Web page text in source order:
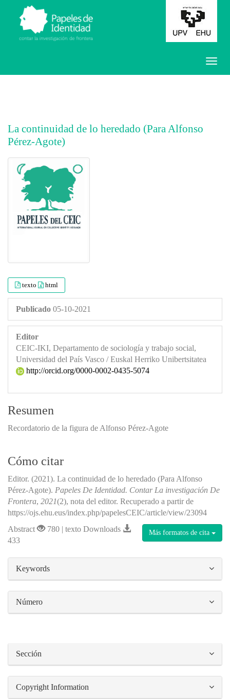
La continuidad de lo heredado (Para Alfonso
Pérez-Agote)
##plugins.themes.bootstrap3.article.main##
texto html
Publicado 05-10-2021
Editor
CEIC-IKI, Departamento de sociología y trabajo social,
Universidad del País Vasco / Euskal Herriko Unibertsitatea
http://orcid.org/0000-0002-0435-5074
Resumen
Recordatorio de la figura de Alfonso Pérez-Agote
Cómo citar
Editor. (2021). La continuidad de lo heredado (Para Alfonso
Pérez-Agote). Papeles De Identidad. Contar La investigación De
Frontera, 2021(2), nota del editor. Recuperado a partir de
https://ojs.ehu.eus/index.php/papelesCEIC/article/view/23094
Más formatos de cita
Abstract
780 | texto Downloads
433
Keywords
Número
Sección
Copyright Information